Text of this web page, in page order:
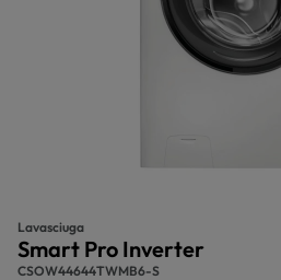
Lavasciuga
Smart Pro Inverter
CSOW44644TWMB6-S